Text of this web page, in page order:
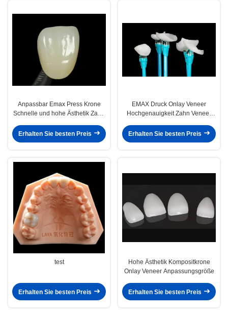
Anpassbar Emax Press Krone
Schnelle und hohe Ästhetik Zahn
Erhalten Sie besten Preis
EMAX Druck Onlay Veneer
Hochgenauigkeit Zahn Veneer
Erhalten Sie besten Preis
test
Erhalten Sie besten Preis
Hohe Ästhetik Kompositkrone
Onlay Veneer Anpassungsgröße
Erhalten Sie besten Preis